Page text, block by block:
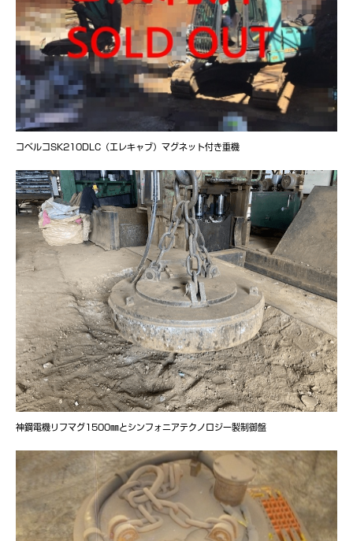
コベルコSK210DLC（エレキャブ）マグネット付き重機
神鋼電機リフマグ1500㎜とシンフォニアテクノロジー製制御盤